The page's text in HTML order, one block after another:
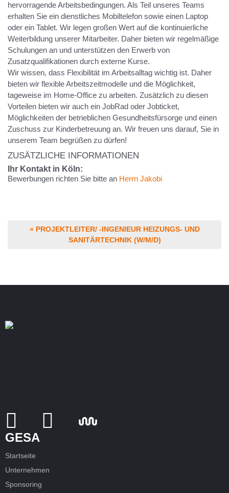
hervorragende Arbeitsbedingungen. Als Teil unseres Teams
erhalten Sie ein dienstliches Mobiltelefon sowie einen Laptop
oder ein Tablet. Wir legen großen Wert auf die kontinuierliche
Weiterbildung unserer Mitarbeiter. Daher bieten wir regelmäßige
Schulungen an und unterstützen den Erwerb von
Zusatzqualifikationen durch externe Kurse.
Wir wissen, dass Flexibilität im Arbeitsalltag wichtig ist. Daher
bieten wir flexible Arbeitszeitmodelle und die Möglichkeit,
tageweise im Home-Office zu arbeiten. Zusätzlich zu diesen
Vorteilen bieten wir auch ein JobRad oder Jobticket,
Möglichkeiten der betrieblichen Gesundheitsfürsorge und einen
Zuschuss zur Kinderbetreuung an. Wir freuen uns darauf, Sie in
unserem Team begrüßen zu dürfen!
ZUSÄTZLICHE INFORMATIONEN
Ihr Kontakt in Köln:
Bewerbungen richten Sie bitte an Herrn Jakobi
« PROJEKTLEITER/ -INGENIEUR HEIZUNGS- UND
SANITÄRTECHNIK (W/M/D)
GESA
Startseite
Unternehmen
Sponsoring